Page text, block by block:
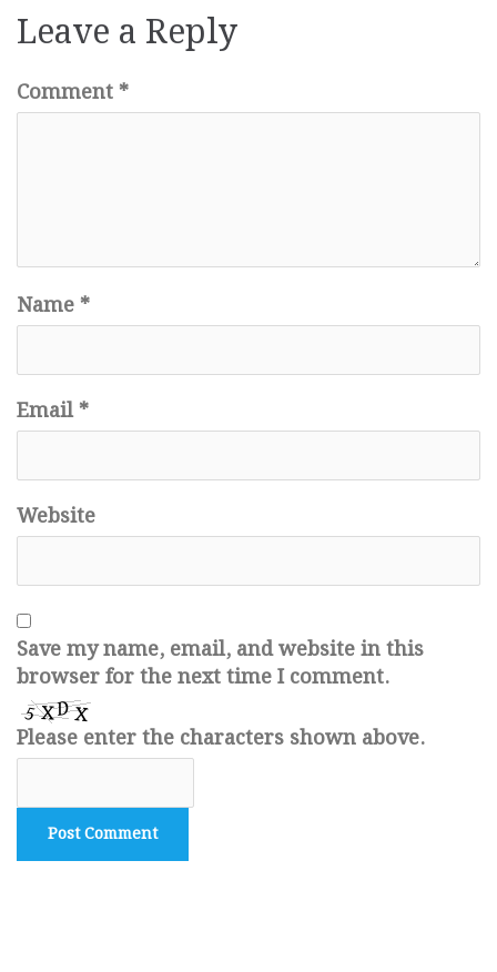
Leave a Reply
Comment *
Name *
Email*
Website
Save my name, email, and website in this
browser for the next time I comment.
Please enter the characters shown above.